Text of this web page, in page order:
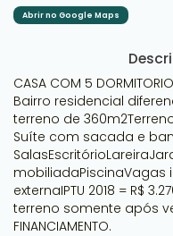
Abrir no Google Maps
CASA COM 5
Bairro residencial
terreno de
Suíte com sacada e
mobiliadaPiscinaVagas
externaIPTU 2018 = R$
terreno somente após
FINANCIAMENTO.